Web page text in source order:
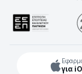
για